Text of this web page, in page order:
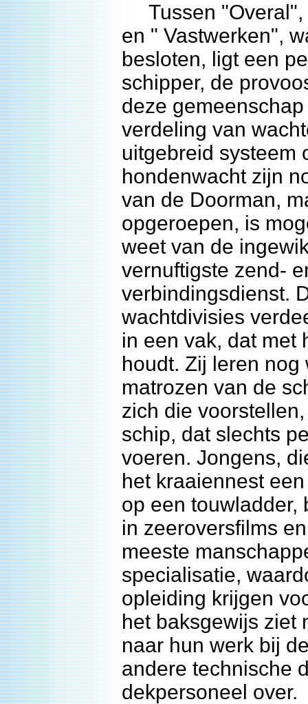
Tussen "Overal",
en " Vastwerken",
besloten, ligt een
schipper, de
deze
verdeling van
uitgebreid systeem
hondenwacht zijn
van de Doorman,
opgeroepen, is
weet van de
vernuftigste zend-
verbindingsdienst.
wachtdivisies
in een vak, dat met
houdt. Zij leren
matrozen van de
zich die
schip, dat slechts
voeren. Jongens,
het kraaiennest
op een touwladder,
in zeeroversfilms
meeste
specialisatie,
opleiding krijgen
het baksgewijs ziet
naar hun werk bij
andere technische
dekpersoneel over.